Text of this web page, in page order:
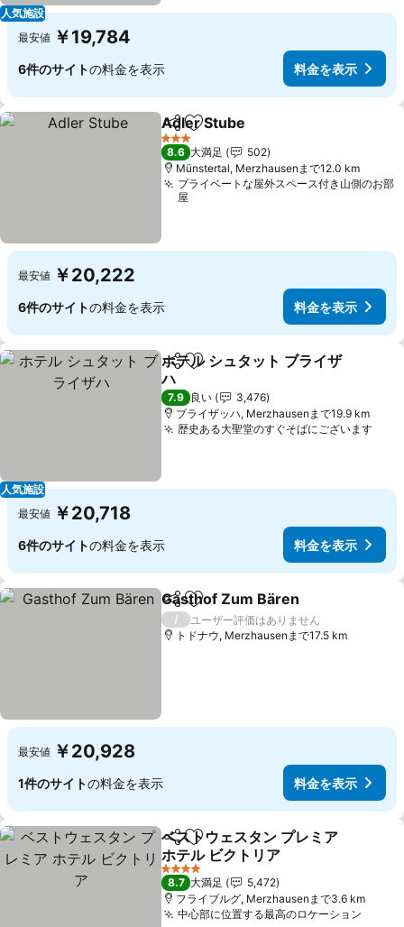
人気施設
最安値 ￥19,784
6件のサイトの料金を表示 料金を表示
シェアお気に入りに追加
Adler Stube
3 ホテルのランク
8.6 大満足
502
Münstertal, Merzhausenまで12.0 km
プライベートな屋外スペース付き山側のお部
屋
最安値 ￥20,222
6件のサイトの料金を表示 料金を表示
人気施設
シェアお気に入りに追加
ホテル シュタット ブライザ
ハ
料金を表示
7.9 良い
3,476
ブライザッハ, Merzhausenまで19.9 km
歴史ある大聖堂のすぐそばにございます料金
最安値 ￥20,718
6件のサイトの料金を表示 料金を表示
シェアお気に入りに追加
Gasthof Zum Bären
/
ユーザー評価はありません
トドナウ, Merzhausenまで17.5 km
最安値 ￥20,928
1件のサイトの料金を表示 料金を表示
シェアお気に入りに追加
ベストウェスタン プレミア
ホテル ビクトリア
料金を表示
4 ホテルのランク
8.7 大満足
5,472
フライブルグ, Merzhausenまで3.6 km
中心部に位置する最高のロケーション